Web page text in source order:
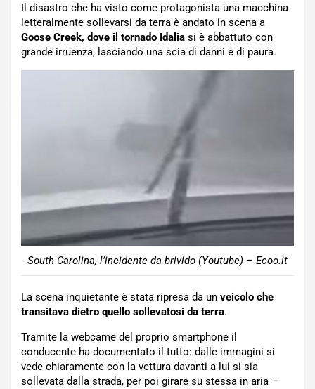
Il disastro che ha visto come protagonista una macchina
letteralmente sollevarsi da terra è andato in scena a
Goose Creek, dove il tornado Idalia si è abbattuto con
grande irruenza, lasciando una scia di danni e di paura.
South Carolina, l’incidente da brivido (Youtube) – Ecoo.it
La scena inquietante è stata ripresa da un veicolo che
transitava dietro quello sollevatosi da terra.
Tramite la webcame del proprio smartphone il
conducente ha documentato il tutto: dalle immagini si
vede chiaramente con la vettura davanti a lui si sia
sollevata dalla strada, per poi girare su stessa in aria –